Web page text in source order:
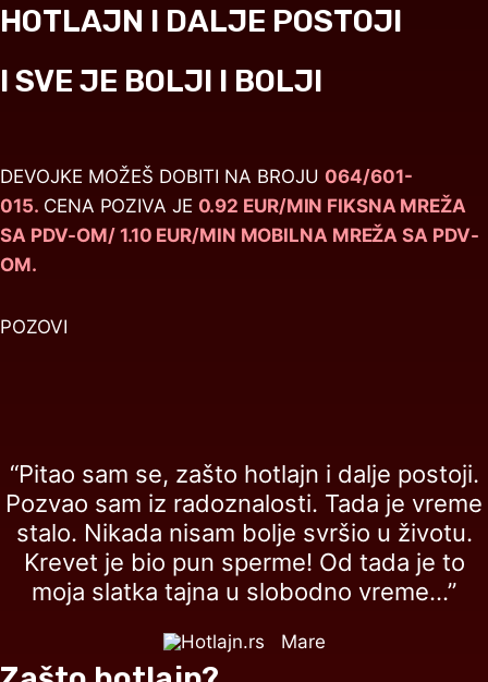
HOTLAJN I DALJE POSTOJI
I SVE JE BOLJI I BOLJI
DEVOJKE MOŽEŠ DOBITI NA BROJU 064/601-
015. CENA POZIVA JE 0.92 EUR/MIN FIKSNA MREŽA
SA PDV-OM/ 1.10 EUR/MIN MOBILNA MREŽA SA PDV-
OM.
POZOVI
“Pitao sam se, zašto hotlajn i dalje postoji.
Pozvao sam iz radoznalosti. Tada je vreme
stalo. Nikada nisam bolje svršio u životu.
Krevet je bio pun sperme! Od tada je to
moja slatka tajna u slobodno vreme...”
Mare